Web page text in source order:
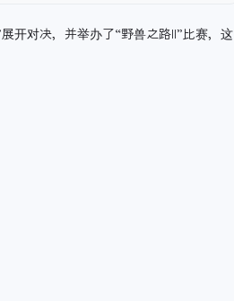
开对决，并举办了“野兽之路II”比赛，这